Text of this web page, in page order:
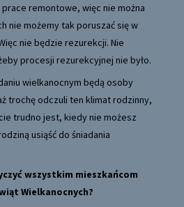
remontowe, więc nie można
nie możemy tak poruszać się w
nie będzie rezurekcji. Nie
procesji rezurekcyjnej nie było.
wielkanocnym będą osoby
trochę odczuli ten klimat rodzinny,
trudno jest, kiedy nie możesz
usiąść do śniadania
wszystkim mieszkańcom
Wielkanocnych?